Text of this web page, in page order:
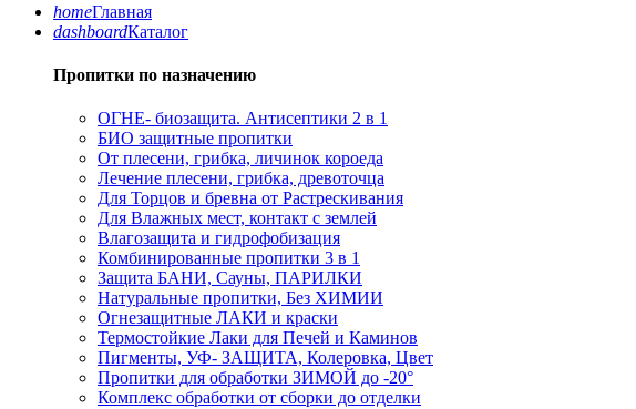
homeГлавная
dashboardКаталог
Пропитки по назначению
ОГНЕ- биозащита. Антисептики 2 в 1
БИО защитные пропитки
От плесени, грибка, личинок короеда
Лечение плесени, грибка, древоточца
Для Торцов и бревна от Растрескивания
Для Влажных мест, контакт с землей
Влагозащита и гидрофобизация
Комбинированные пропитки 3 в 1
Защита БАНИ, Сауны, ПАРИЛКИ
Натуральные пропитки, Без ХИМИИ
Огнезащитные ЛАКИ и краски
Термостойкие Лаки для Печей и Каминов
Пигменты, УФ- ЗАЩИТА, Колеровка, Цвет
Пропитки для обработки ЗИМОЙ до -20°
Комплекс обработки от сборки до отделки